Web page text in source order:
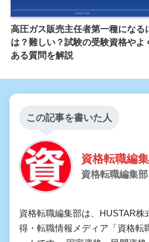
高圧ガス販売主任者第一種になる
は？難しい？試験の受験資格やよ
ある質問を解説
この記事を書いた人
資格転職編
資格転職編集部
資格転職編集部は、HUSTAR株
得・転職情報メディア「資格転